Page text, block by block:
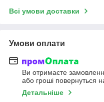
Всі умови доставки
Умови оплати
Ви отримаєте
або гроші повернуться
Детальніше